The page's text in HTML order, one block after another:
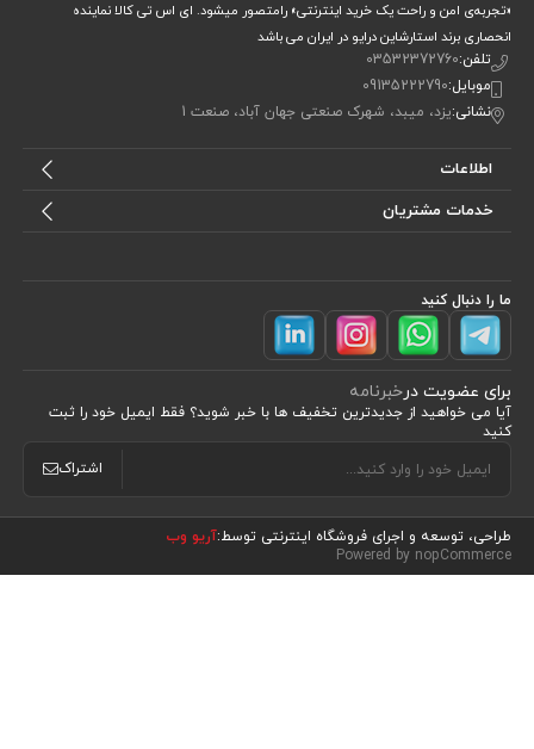
مشاهده محصولات (0)
«تجربه‌ی امن و راحت یک خرید اینترنتی» رامتصور میشود. ای اس تی کالا نماینده
انحصاری برند استارشاین درایو در ایران می باشد
تلفن:03532372760
موبایل:09135222790
نشانی:یزد، میبد، شهرک صنعتی جهان آباد، صنعت 1
اطلاعات
خدمات مشتریان
ما را دنبال کنید
برای عضویت درخبرنامه
آیا می خواهید از جدید‌ترین تخفیف‌ ها با‌ خبر شوید؟ فقط ایمیل خود را ثبت
کنید
اشتراک
طراحی، توسعه و اجرای فروشگاه اینترنتی توسط:آریو وب
Powered by nopCommerce